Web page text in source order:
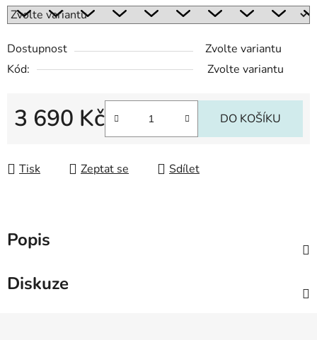
Dostupnost
Zvolte variantu
Kód:
Zvolte variantu
3 690 Kč DO KOŠÍKU
Tisk Zeptat se Sdílet
Popis
Diskuze